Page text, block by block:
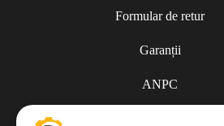
Formular de retur
Garanții
ANPC